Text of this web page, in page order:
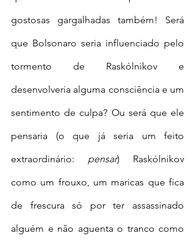
gostosas gargalhadas também! Será
que Bolsonaro seria influenciado pelo
tormento de Raskólnikov e
desenvolveria alguma consciência e um
sentimento de culpa? Ou será que ele
pensaria (o que já seria um feito
extraordinário: pensar) Raskólnikov
como um frouxo, um maricas que fica
de frescura só por ter assassinado
alguém e não aguenta o tranco como